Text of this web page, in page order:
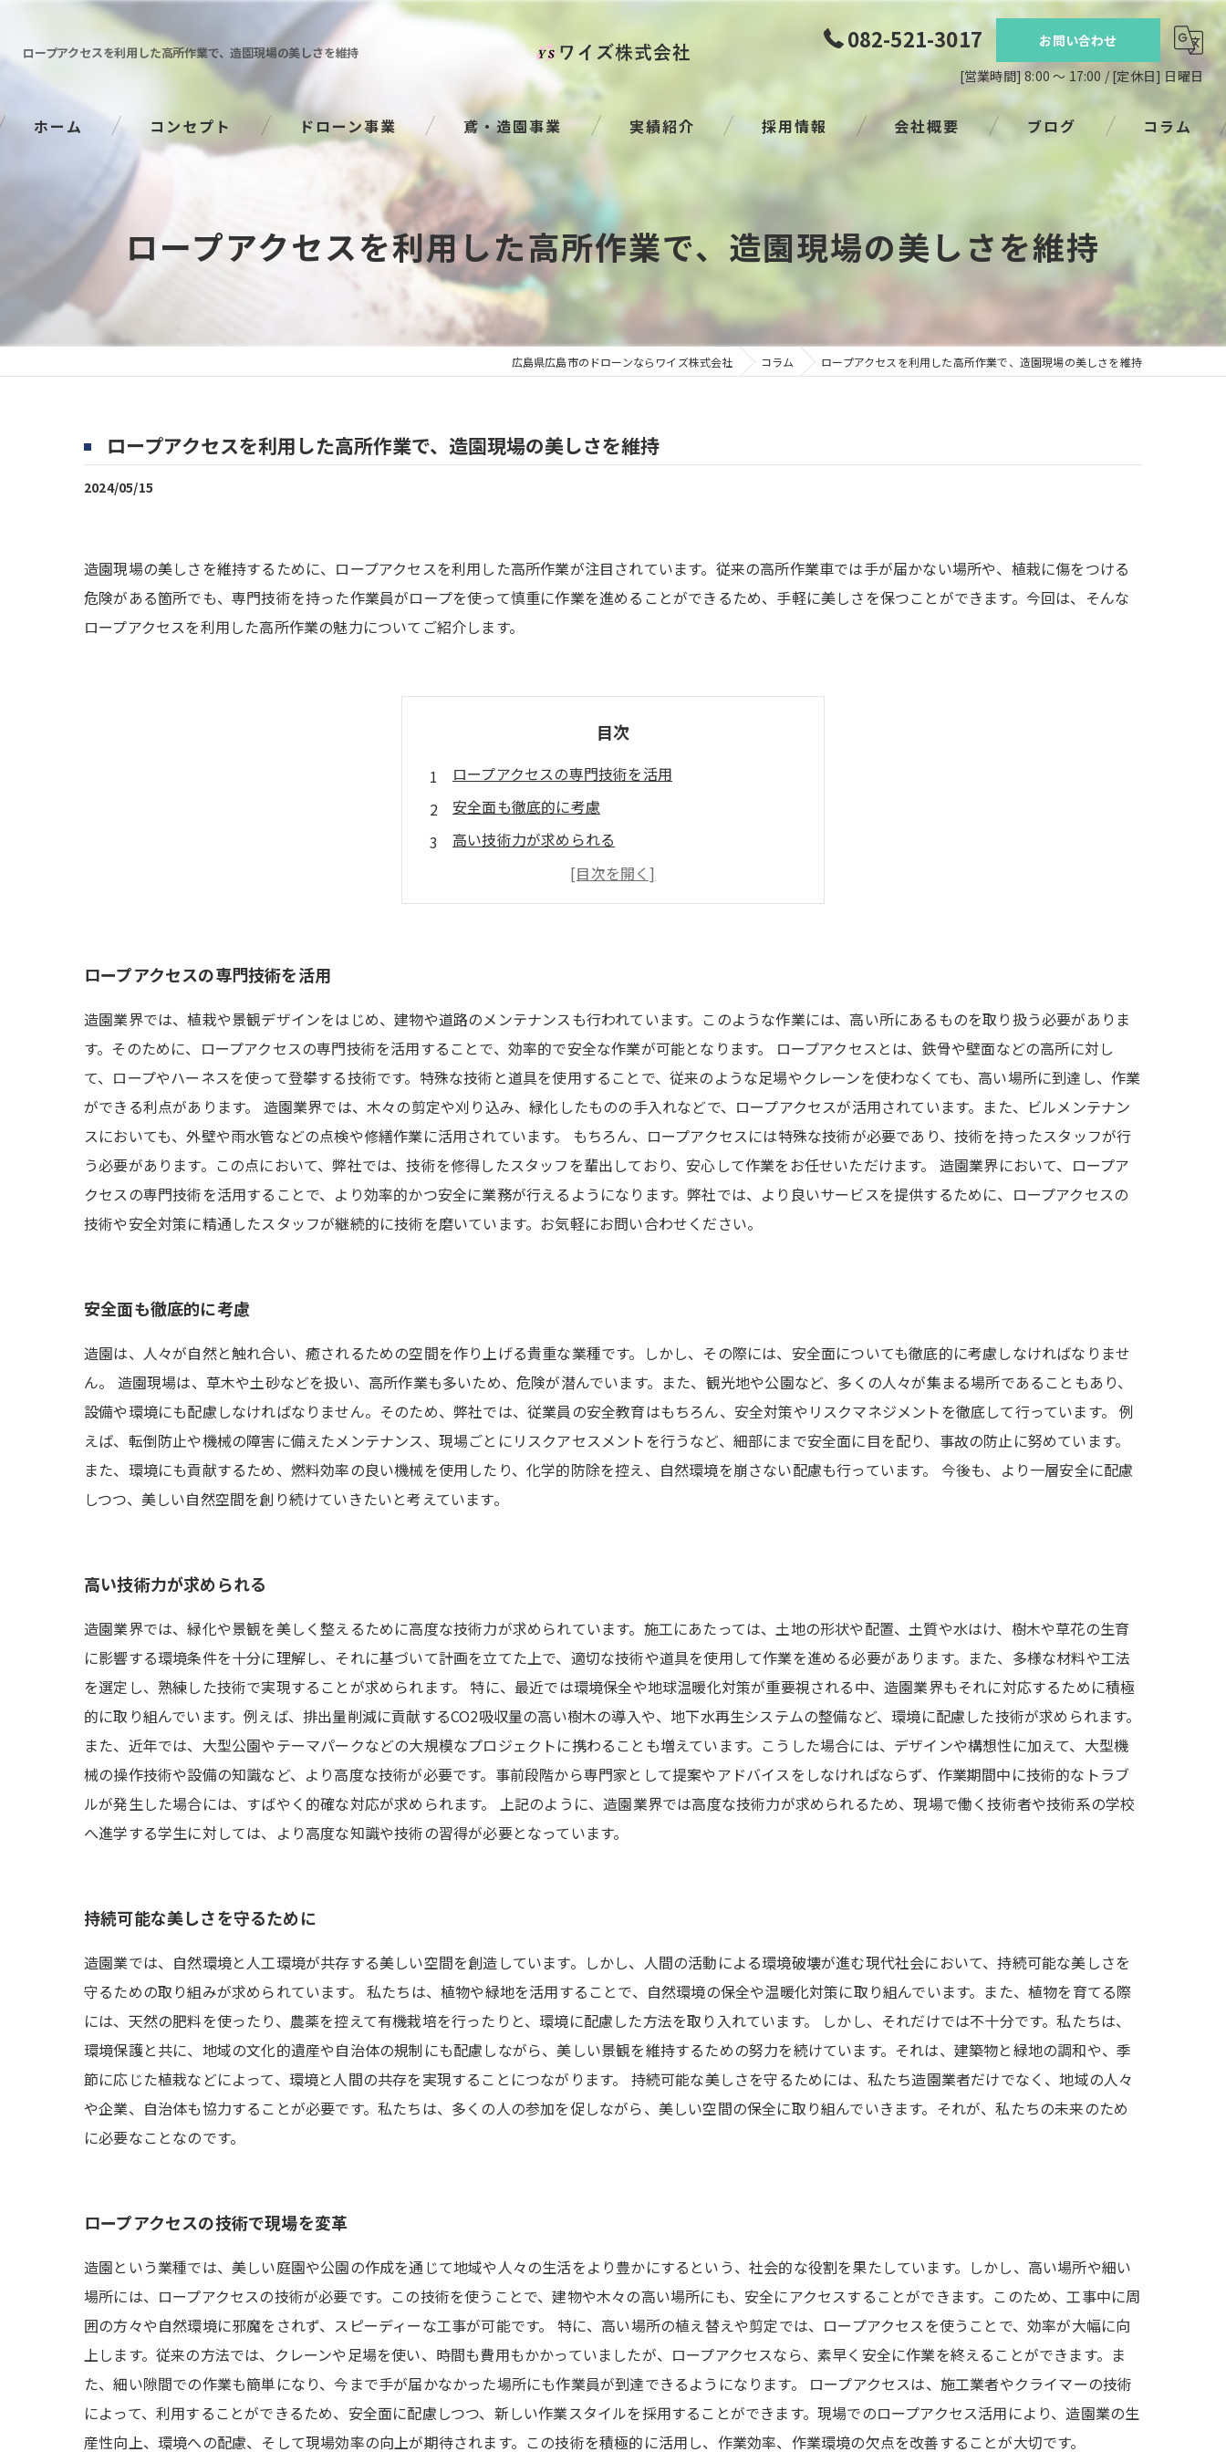
ロープアクセスを利用した高所作業で、造園現場の美しさを維持 082-521-3017
お問い合わせ
[営業時間] 8:00 ～ 17:00 / [定休日] 日曜日
ホーム コンセプト ドローン事業 鳶・造園事業 実績紹介 採用情報 会社概要 ブログ コラム
ロープアクセスを利用した高所作業で、造園現場の美しさを維持
広島県広島市のドローンならワイズ株式会社 コラム ロープアクセスを利用した高所作業で、造園現場の美しさを維持
ロープアクセスを利用した高所作業で、造園現場の美しさを維持
2024/05/15
造園現場の美しさを維持するために、ロープアクセスを利用した高所作業が注目されています。従来の高所作業車では手が届かない場所や、植栽に傷をつける
危険がある箇所でも、専門技術を持った作業員がロープを使って慎重に作業を進めることができるため、手軽に美しさを保つことができます。今回は、そんな
ロープアクセスを利用した高所作業の魅力についてご紹介します。
目次
ロープアクセスの専門技術を活用
安全面も徹底的に考慮
高い技術力が求められる
持続可能な美しさを守るために
ロープアクセスの技術で現場を変革
ロープアクセスの専門技術を活用
造園業界では、植栽や景観デザインをはじめ、建物や道路のメンテナンスも行われています。このような作業には、高い所にあるものを取り扱う必要がありま
す。そのために、ロープアクセスの専門技術を活用することで、効率的で安全な作業が可能となります。 ロープアクセスとは、鉄骨や壁面などの高所に対し
て、ロープやハーネスを使って登攀する技術です。特殊な技術と道具を使用することで、従来のような足場やクレーンを使わなくても、高い場所に到達し、作業
ができる利点があります。 造園業界では、木々の剪定や刈り込み、緑化したものの手入れなどで、ロープアクセスが活用されています。また、ビルメンテナン
スにおいても、外壁や雨水管などの点検や修繕作業に活用されています。 もちろん、ロープアクセスには特殊な技術が必要であり、技術を持ったスタッフが行
う必要があります。この点において、弊社では、技術を修得したスタッフを輩出しており、安心して作業をお任せいただけます。 造園業界において、ロープア
クセスの専門技術を活用することで、より効率的かつ安全に業務が行えるようになります。弊社では、より良いサービスを提供するために、ロープアクセスの
技術や安全対策に精通したスタッフが継続的に技術を磨いています。お気軽にお問い合わせください。
安全面も徹底的に考慮
造園は、人々が自然と触れ合い、癒されるための空間を作り上げる貴重な業種です。しかし、その際には、安全面についても徹底的に考慮しなければなりませ
ん。 造園現場は、草木や土砂などを扱い、高所作業も多いため、危険が潜んでいます。また、観光地や公園など、多くの人々が集まる場所であることもあり、
設備や環境にも配慮しなければなりません。そのため、弊社では、従業員の安全教育はもちろん、安全対策やリスクマネジメントを徹底して行っています。 例
えば、転倒防止や機械の障害に備えたメンテナンス、現場ごとにリスクアセスメントを行うなど、細部にまで安全面に目を配り、事故の防止に努めています。
また、環境にも貢献するため、燃料効率の良い機械を使用したり、化学的防除を控え、自然環境を崩さない配慮も行っています。 今後も、より一層安全に配慮
しつつ、美しい自然空間を創り続けていきたいと考えています。
高い技術力が求められる
造園業界では、緑化や景観を美しく整えるために高度な技術力が求められています。施工にあたっては、土地の形状や配置、土質や水はけ、樹木や草花の生育
に影響する環境条件を十分に理解し、それに基づいて計画を立てた上で、適切な技術や道具を使用して作業を進める必要があります。また、多様な材料や工法
を選定し、熟練した技術で実現することが求められます。 特に、最近では環境保全や地球温暖化対策が重要視される中、造園業界もそれに対応するために積極
的に取り組んでいます。例えば、排出量削減に貢献するCO2吸収量の高い樹木の導入や、地下水再生システムの整備など、環境に配慮した技術が求められます。
また、近年では、大型公園やテーマパークなどの大規模なプロジェクトに携わることも増えています。こうした場合には、デザインや構想性に加えて、大型機
械の操作技術や設備の知識など、より高度な技術が必要です。事前段階から専門家として提案やアドバイスをしなければならず、作業期間中に技術的なトラブ
ルが発生した場合には、すばやく的確な対応が求められます。 上記のように、造園業界では高度な技術力が求められるため、現場で働く技術者や技術系の学校
へ進学する学生に対しては、より高度な知識や技術の習得が必要となっています。
持続可能な美しさを守るために
造園業では、自然環境と人工環境が共存する美しい空間を創造しています。しかし、人間の活動による環境破壊が進む現代社会において、持続可能な美しさを
守るための取り組みが求められています。 私たちは、植物や緑地を活用することで、自然環境の保全や温暖化対策に取り組んでいます。また、植物を育てる際
には、天然の肥料を使ったり、農薬を控えて有機栽培を行ったりと、環境に配慮した方法を取り入れています。 しかし、それだけでは不十分です。私たちは、
環境保護と共に、地域の文化的遺産や自治体の規制にも配慮しながら、美しい景観を維持するための努力を続けています。それは、建築物と緑地の調和や、季
節に応じた植栽などによって、環境と人間の共存を実現することにつながります。 持続可能な美しさを守るためには、私たち造園業者だけでなく、地域の人々
や企業、自治体も協力することが必要です。私たちは、多くの人の参加を促しながら、美しい空間の保全に取り組んでいきます。それが、私たちの未来のため
に必要なことなのです。
ロープアクセスの技術で現場を変革
造園という業種では、美しい庭園や公園の作成を通じて地域や人々の生活をより豊かにするという、社会的な役割を果たしています。しかし、高い場所や細い
場所には、ロープアクセスの技術が必要です。この技術を使うことで、建物や木々の高い場所にも、安全にアクセスすることができます。このため、工事中に周
囲の方々や自然環境に邪魔をされず、スピーディーな工事が可能です。 特に、高い場所の植え替えや剪定では、ロープアクセスを使うことで、効率が大幅に向
上します。従来の方法では、クレーンや足場を使い、時間も費用もかかっていましたが、ロープアクセスなら、素早く安全に作業を終えることができます。ま
た、細い隙間での作業も簡単になり、今まで手が届かなかった場所にも作業員が到達できるようになります。 ロープアクセスは、施工業者やクライマーの技術
によって、利用することができるため、安全面に配慮しつつ、新しい作業スタイルを採用することができます。現場でのロープアクセス活用により、造園業の生
産性向上、環境への配慮、そして現場効率の向上が期待されます。この技術を積極的に活用し、作業効率、作業環境の欠点を改善することが大切です。